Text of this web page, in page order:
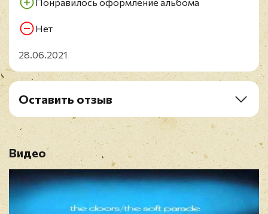
Нет
28.06.2021
Оставить отзыв
Имя*
Видео